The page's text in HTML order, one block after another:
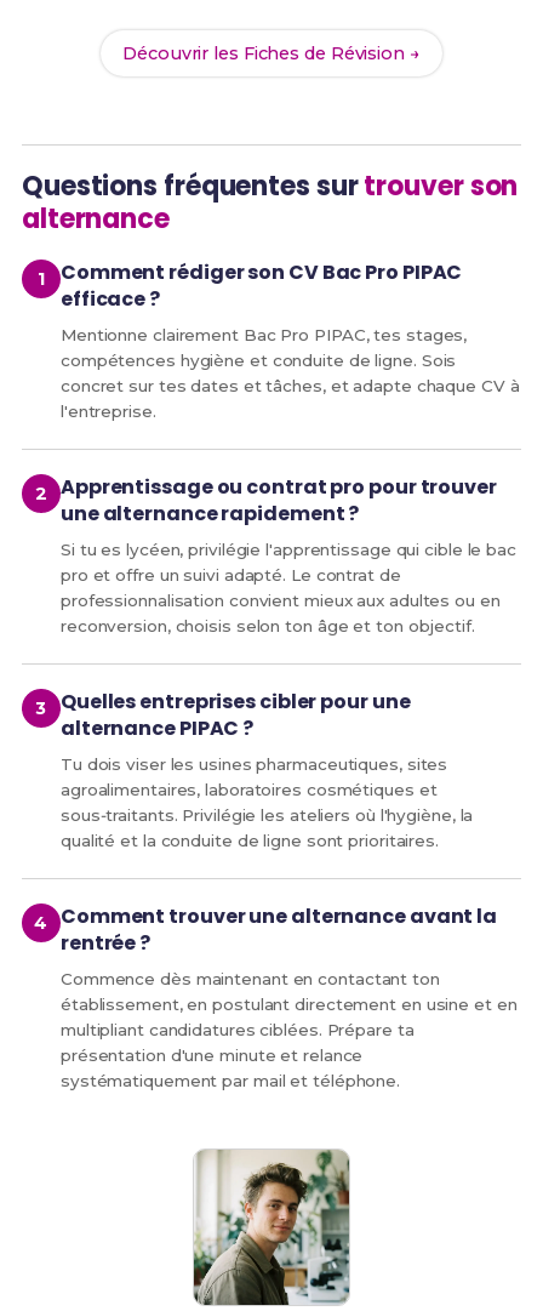
Découvrir les Fiches de Révision →
Questions fréquentes surtrouver son
alternance
Comment rédiger son CV Bac Pro PIPAC
efficace ?
Mentionne clairement Bac Pro PIPAC, tes stages,
compétences hygiène et conduite de ligne. Sois
concret sur tes dates et tâches, et adapte chaque CV à
l'entreprise.
Apprentissage ou contrat pro pour trouver
une alternance rapidement ?
Si tu es lycéen, privilégie l'apprentissage qui cible le bac
pro et offre un suivi adapté. Le contrat de
professionnalisation convient mieux aux adultes ou en
reconversion, choisis selon ton âge et ton objectif.
Quelles entreprises cibler pour une
alternance PIPAC ?
Tu dois viser les usines pharmaceutiques, sites
agroalimentaires, laboratoires cosmétiques et
sous‑traitants. Privilégie les ateliers où l'hygiène, la
qualité et la conduite de ligne sont prioritaires.
Comment trouver une alternance avant la
rentrée ?
Commence dès maintenant en contactant ton
établissement, en postulant directement en usine et en
multipliant candidatures ciblées. Prépare ta
présentation d'une minute et relance
systématiquement par mail et téléphone.